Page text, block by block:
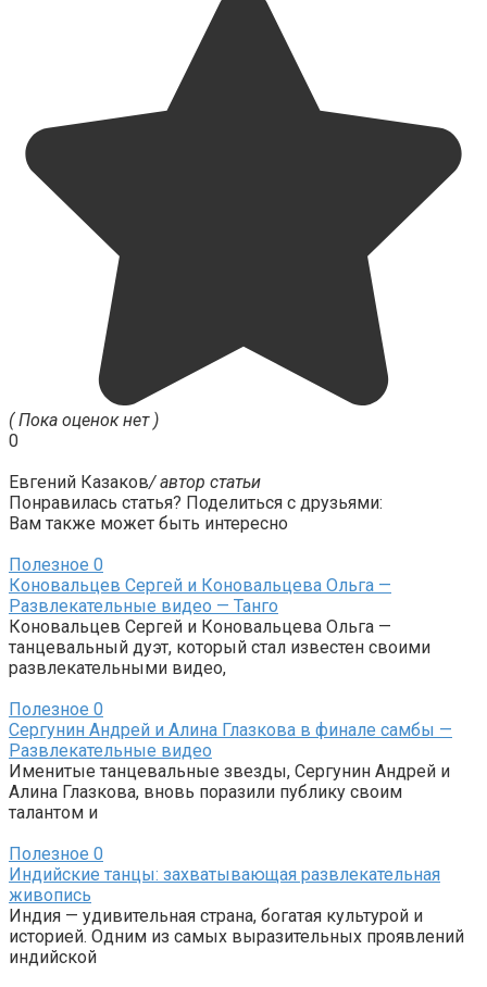
( Пока оценок нет )
0
Евгений Казаков/ автор статьи
Понравилась статья? Поделиться с друзьями:
Вам также может быть интересно
Полезное 0
Коновальцев Сергей и Коновальцева Ольга —
Развлекательные видео — Танго
Коновальцев Сергей и Коновальцева Ольга —
танцевальный дуэт, который стал известен своими
развлекательными видео,
Полезное 0
Сергунин Андрей и Алина Глазкова в финале самбы —
Развлекательные видео
Именитые танцевальные звезды, Сергунин Андрей и
Алина Глазкова, вновь поразили публику своим
талантом и
Полезное 0
Индийские танцы: захватывающая развлекательная
живопись
Индия — удивительная страна, богатая культурой и
историей. Одним из самых выразительных проявлений
индийской